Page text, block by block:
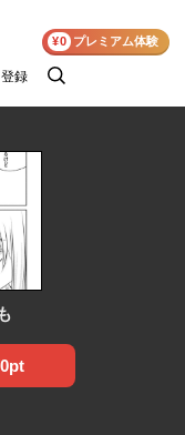
録
検
¥0 プレミアム体験